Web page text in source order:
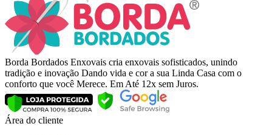
Borda Bordados Enxovais cria enxovais sofisticados, unindo
tradição e inovação Dando vida e cor a sua Linda Casa com o
conforto que você Merece. Em Até 12x sem Juros.
Área do cliente